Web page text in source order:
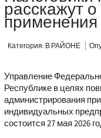
расскажут
Категория: В РАЙОНЕ
Управление
Республике в целях
администрирования
индивидуальных
состоится 27 мая 2026